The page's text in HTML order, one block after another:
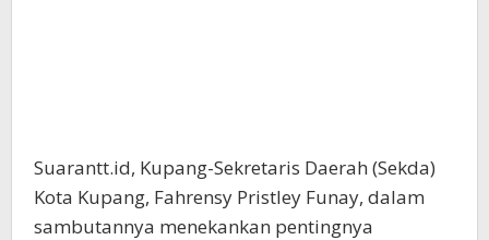
Suarantt.id, Kupang-Sekretaris Daerah (Sekda)
Kota Kupang, Fahrensy Pristley Funay, dalam
sambutannya menekankan pentingnya